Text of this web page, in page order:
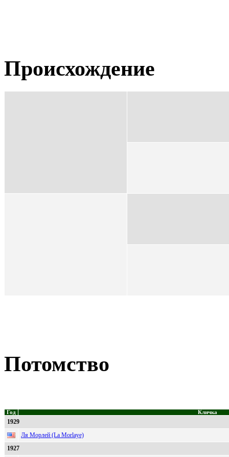
Происхождение
Потомство
Год Кличка
1929
Ля Морлей (La Morlaye)
1927